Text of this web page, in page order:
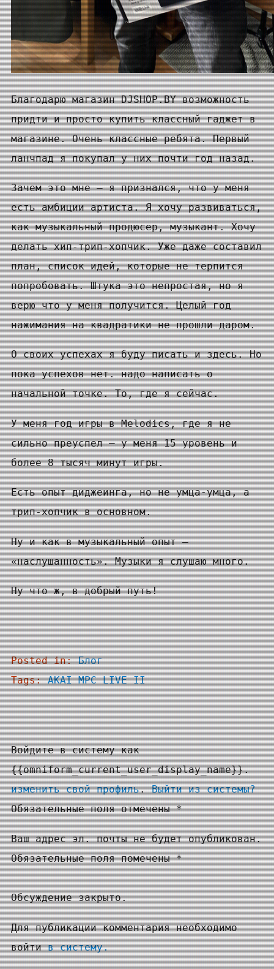
Благодарю магазин DJSHOP.BY возможность
придти и просто купить классный гаджет в
магазине. Очень классные ребята. Первый
ланчпад я покупал у них почти год назад.
Зачем это мне — я признался, что у меня
есть амбиции артиста. Я хочу развиваться,
как музыкальный продюсер, музыкант. Хочу
делать хип-трип-хопчик. Уже даже составил
план, список идей, которые не терпится
попробовать. Штука это непростая, но я
верю что у меня получится. Целый год
нажимания на квадратики не прошли даром.
О своих успехах я буду писать и здесь. Но
пока успехов нет. надо написать о
начальной точке. То, где я сейчас.
У меня год игры в Melodics, где я не
сильно преуспел — у меня 15 уровень и
более 8 тысяч минут игры.
Есть опыт диджеинга, но не умца-умца, а
трип-хопчик в основном.
Ну и как в музыкальный опыт —
«наслушанность». Музыки я слушаю много.
Ну что ж, в добрый путь!
Posted in:Блог
Tags:AKAI MPC LIVE II
Войдите в систему как
{{omniform_current_user_display_name}}.
изменить свой профиль.Выйти из системы?
Обязательные поля отмечены *
Ваш адрес эл. почты не будет опубликован.
Обязательные поля помечены *
Обсуждение закрыто.
Для публикации комментария необходимо
войтив систему.